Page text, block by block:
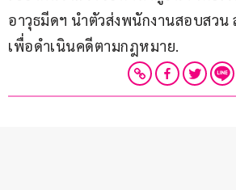
อาวุธมีดฯ นำตัวส่งพนักงานสอบสวน
เพื่อดำเนินคดีตามกฎหมาย.